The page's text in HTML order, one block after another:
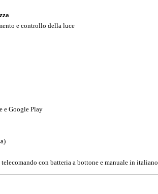
e controllo della luce
e Google Play
con batteria a bottone e manuale in italiano